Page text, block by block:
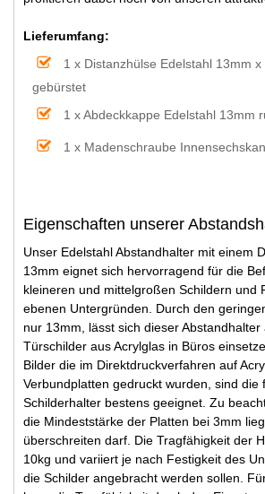
Lieferumfang:
1 x Distanzhülse Edelstahl 13mm
gebürstet
1 x Abdeckkappe Edelstahl 13mm
1 x Madenschraube
Eigenschaften unserer
Unser Edelstahl Abstandhalter mit einem
13mm eignet sich hervorragend für die
kleineren und mittelgroßen Schildern und
ebenen Untergründen. Durch den
nur 13mm, lässt sich dieser
Türschilder aus Acrylglas in Büros
Bilder die im Direktdruckverfahren auf
Verbundplatten gedruckt wurden, sind die
Schilderhalter bestens geeignet. Zu
die Mindeststärke der Platten bei 3mm
überschreiten darf. Die Tragfähigkeit der
10kg und variiert je nach Festigkeit des
die Schilder angebracht werden sollen.